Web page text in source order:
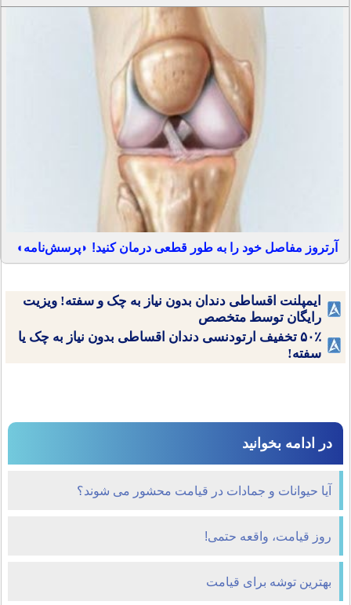
آرتروز مفاصل خود را به طور قطعی درمان کنید! ◗پرسش‌نامه◖
ایمپلنت اقساطی دندان بدون نیاز به چک و سفته! ویزیت
رایگان توسط متخصص
۵۰٪ تخفیف ارتودنسی دندان اقساطی بدون نیاز به چک یا
سفته!
در ادامه بخوانید
آیا حیوانات و جمادات در قیامت محشور می شوند؟
روز قیامت، واقعه حتمی!
بهترین توشه برای قیامت